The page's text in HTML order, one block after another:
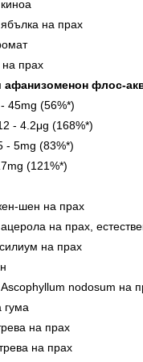
на прах
прах
афанизоменон флос-
45mg (56%*)
- 4.2μg (168%*)
- 5mg (83%*)
(121%*)
шен на прах
на прах,
на прах
nodosum на
гума
на прах
на прах